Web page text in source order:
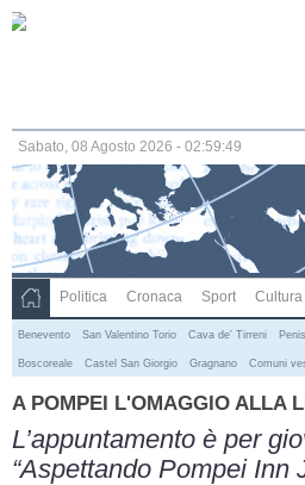
Sabato, 08 Agosto 2026 - 02:59:49
Politica Cronaca Sport Cultura
Benevento San Valentino Torio Cava de' Tirreni
Boscoreale Castel San Giorgio Gragnano Comuni
A POMPEI L'OMAGGIO ALLA
L’appuntamento è per
“Aspettando Pompei Inn